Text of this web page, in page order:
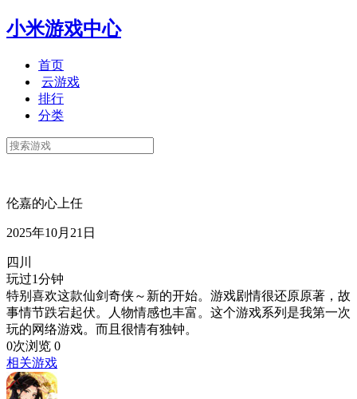
小米游戏中心
首页
云游戏
排行
分类
伦嘉的心上任
2025年10月21日
四川
玩过1分钟
特别喜欢这款仙剑奇侠～新的开始。游戏剧情很还原原著，故
事情节跌宕起伏。人物情感也丰富。这个游戏系列是我第一次
玩的网络游戏。而且很情有独钟。
0次浏览 0
相关游戏